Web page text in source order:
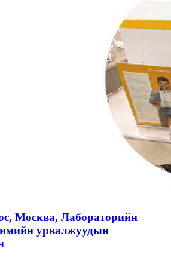
Москва, Лабораторийн
урвалжуудын